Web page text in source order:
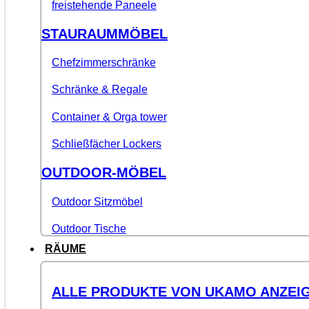
freistehende Paneele
STAURAUMMÖBEL
Chefzimmerschränke
Schränke & Regale
Container & Orga tower
Schließfächer Lockers
OUTDOOR-MÖBEL
Outdoor Sitzmöbel
Outdoor Tische
RÄUME
ALLE PRODUKTE VON UKAMO